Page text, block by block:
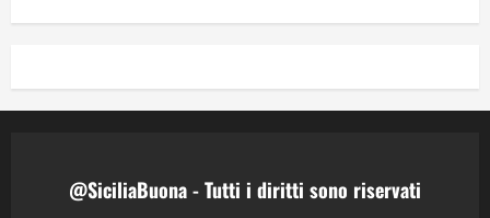
@SiciliaBuona - Tutti i diritti sono riservati